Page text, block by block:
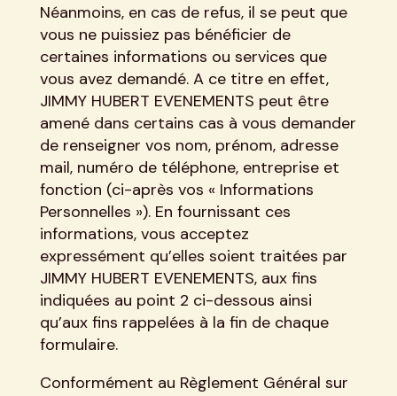
Néanmoins, en cas de refus, il se peut que
vous ne puissiez pas bénéficier de
certaines informations ou services que
vous avez demandé. A ce titre en effet,
JIMMY HUBERT EVENEMENTS peut être
amené dans certains cas à vous demander
de renseigner vos nom, prénom, adresse
mail, numéro de téléphone, entreprise et
fonction (ci-après vos « Informations
Personnelles »). En fournissant ces
informations, vous acceptez
expressément qu’elles soient traitées par
JIMMY HUBERT EVENEMENTS, aux fins
indiquées au point 2 ci-dessous ainsi
qu’aux fins rappelées à la fin de chaque
formulaire.
Conformément au Règlement Général sur